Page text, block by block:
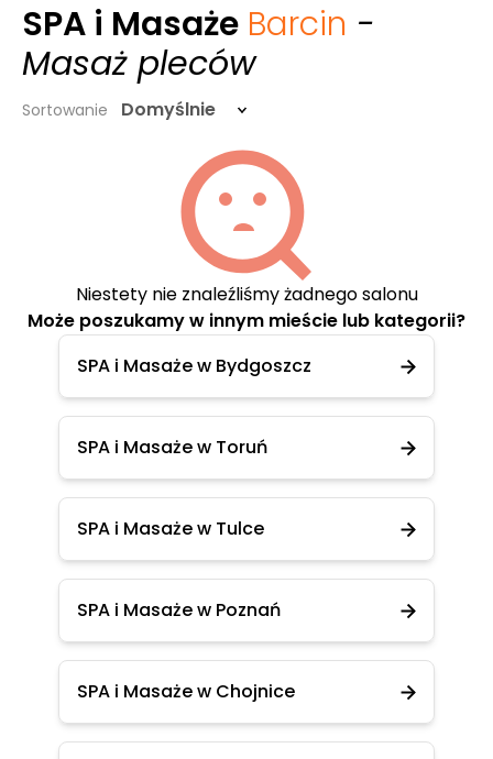
SPA i Masaże Barcin -
Masaż pleców
Sortowanie Domyślnie
Niestety nie znaleźliśmy żadnego salonu
Może poszukamy w innym mieście lub kategorii?
SPA i Masaże w Bydgoszcz
SPA i Masaże w Toruń
SPA i Masaże w Tulce
SPA i Masaże w Poznań
SPA i Masaże w Chojnice